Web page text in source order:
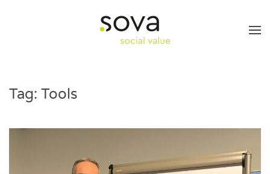
Skip to main content
Tag: Tools